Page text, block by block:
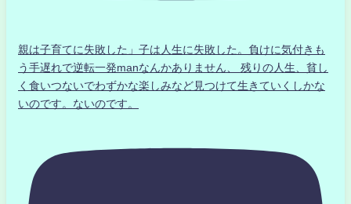
親は子育てに失敗した」子は人生に失敗した。負けに気付きも
う手遅れで逆転一発manなんかありません、 残りの人生、貧し
く食いつないでわずかな楽しみなど見つけて生きていくしかな
いのです。ないのです。